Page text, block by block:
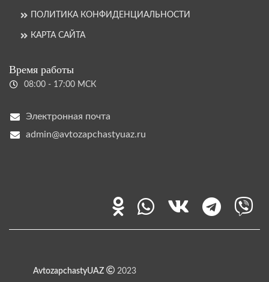
ПОЛИТИКА КОНФИДЕНЦИАЛЬНОСТИ
КАРТА САЙТА
Время работы
08:00 - 17:00 МСК
Электронная почта
admin@avtozapchastyuaz.ru
AvtozapchastyUAZ 2023